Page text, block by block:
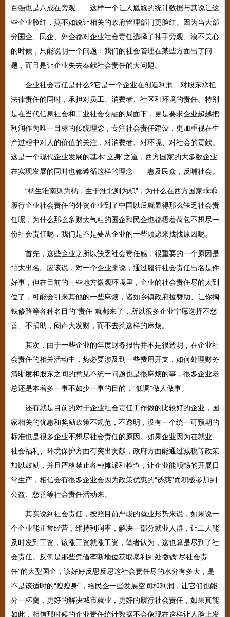
百强也是八成在旁观……这样一个让人尴尬的统计数据与其说让这
些企业脸红，莫不如说让相关的政府管理部门更脸红。因为当大部
分国企、民企、外企都对企业社会责任选择了袖手旁观、漠不关心
的时候，只能说明一个问题：我们的社会管理在某些方面出了问
题，而且是让企业失去奉献社会责任的大问题。
企业社会责任是什么?它是一个企业在创造利润、对股东承担
法律责任的同时，承担对员工、消费者、社区和环境的责任。特别
是在当代信息社会和工业社会交融的局面下，更是要求企业超越把
利润作为唯一目标的传统理念，专注社会责任建设，更加重视在生
产过程中对人的价值的关注，对消费者、对环境、对社会的贡献。
这是一个现代企业发展的基本“立身”之道，西方国家的大多数企业
在实现发展的同时也都遵循这样的理念——惠及民众，反哺社会。
“橘生淮南则为橘，生于淮北则为枳”，为什么在西方国家乖乖
履行企业社会责任的外资企业到了中国以后就显得那么缺乏社会责
任呢，为什么那么多财大气粗的国企和民企也都捂着荷包不想尽一
份社会责任呢，我们是不是要从企业的一些顾虑来找找原因呢。
首先，这些企业之所以缺乏社会责任感，很重要的一个原因是
怕太出名。应该说，对一个企业来说，通过履行社会责任出名是件
好事，但在目前的一些地方微观环境里，企业的社会责任尽的太到
位了，可能会引来其他的一些麻烦，诸如乡镇政府拉赞助、让你掏
钱修路等各种名目的“责任”就都来了，所以很多企业宁愿选择不慈
善、不捐助，闷声大发财，而不去惹这样的麻烦。
其次，由于一些企业的年度财务报告并不是很透明，在企业社
会责任的相关活动中，势必要涉及到一些费用开支，如何处理财务
清晰度和股东之间的意见不统一问题也是很麻烦的事，很多企业老
总还是本着多一事不如少一事的目的，“低调”做人做事。
还有就是目前的对于企业社会责任工作做的比较好的企业，国
家相关的优惠和奖励政策不规范，不透明，没有一个统一可预期的
标准也是很多企业不想尽社会责任的原因。如果企业因为在就业、
社会福利、环境保护方面有突出贡献，政府方面能通过减税等政策
加以鼓励，并且严格禁止各种摊派和检查，让企业能顺畅的开展日
常生产，相信会有很多企业会因为政策优惠的“诱惑”而积极参加到
公益、慈善等社会责任活动来。
其实说到社会责任，按照目前严峻的就业形势来说，如果说一
个企业能正常经营，维持利润率，解决一部分就业人群，让工人能
及时发到工资，该涨工资就涨工资，笔者认为，这也算是尽到了社
会责任。反倒是那些凭借垄断地位获取暴利到处撒钱“尽社会责
任”的大型国企，该好好反思反思这社会责任尽的水分有多大，是
不是该适时的“瘦瘦身”，给民企一些发展空间和利润，让它们也能
分一杯羹，更好的解决城市就业，更好的履行社会责任，如果真能
如此，相信那时候的企业责任统计数据不会像现在这样让人脸上发